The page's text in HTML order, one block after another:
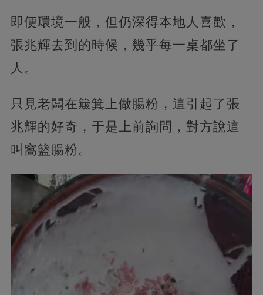
即便環境一般，但仍深得本地人喜歡，
張兆輝去到的時候，幾乎每一桌都坐了
人。
只見老闆在簸箕上做腸粉，這引起了張
兆輝的好奇，于是上前詢問，對方說這
叫窩籃腸粉。